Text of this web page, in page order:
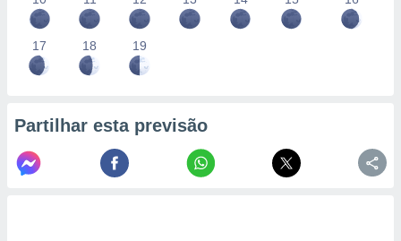
17 18 19
Partilhar esta previsão